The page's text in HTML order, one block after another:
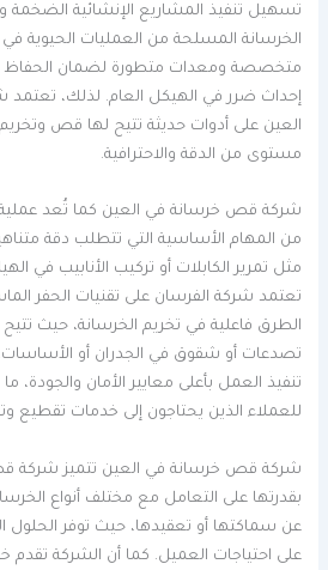
تسهيل تنفيذ المشاريع الإنشائية الضخمة
الخرسانة المسلحة من العمليات الحيوية
متخصصة ومعدات متطورة لضمان الحفاظ
إحداث ضرر في الهيكل العام. لذلك،
العين على أدوات حديثة تتيح لها قص
مستوى من الدقة والاحترافية.
شركة قص خرسانة في العين كما تُعد عملية
من المهام الأساسية التي تتطلب دقة
مثل تمرير الكابلات أو تركيب الأنابيب في
تعتمد شركة الفرسان على تقنيات الحفر
الطرق فاعلية في تخريم الخرسانة، حيث تتيح
تصدعات أو شقوق في الجدران أو
تنفيذ العمل بأعلى معايير الأمان والجودة،
للعملاء الذين يحتاجون إلى خدمات تقطيع
شركة قص خرسانة في العين تتميز شركة
بقدرتها على التعامل مع مختلف أنواع
عن سماكتها أو تعقيدها، حيث توفر الحلول
على احتياجات العميل. كما أن الشركة تقدم